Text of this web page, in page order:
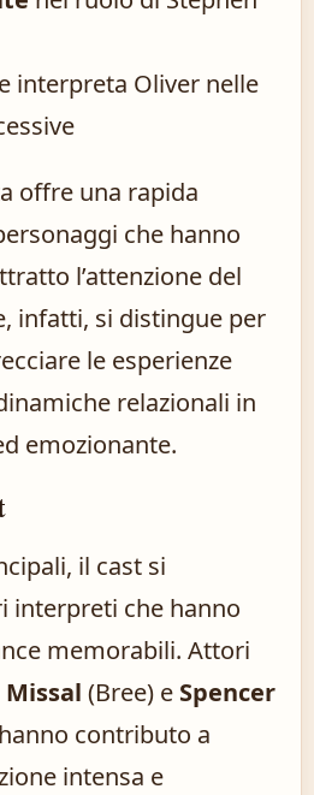
interpreta Oliver nelle
offre una rapida
che hanno
l’attenzione del
infatti, si distingue per
le esperienze
relazionali in
emozionante.
il cast si
interpreti che hanno
memorabili. Attori
(Bree) e Spencer
contributo a
intensa e